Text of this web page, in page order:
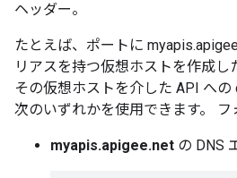
ヘッダー。
たとえば、ポートに
リアスを持つ仮想ホストを作成し
その仮想ホストを介した API への
次のいずれかを使用できます。 フ
myapis.apigee.net の DNS